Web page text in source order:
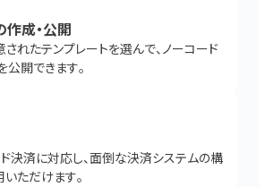
成・公開
れたテンプレートを選んで、ノーコード
開できます。
決済に対応し、面倒な決済システムの構
ただけます。